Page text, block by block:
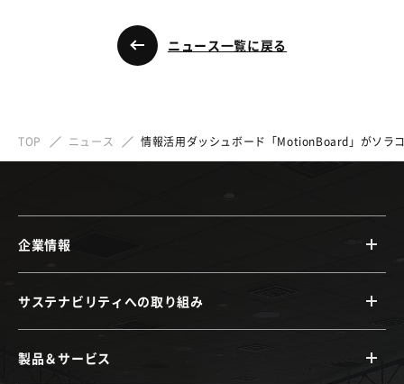
ニュース一覧に戻る
TOP ニュース 情報活用ダッシュボード「MotionBoard」がソラ
企業情報
サステナビリティへの取り組み
製品＆サービス